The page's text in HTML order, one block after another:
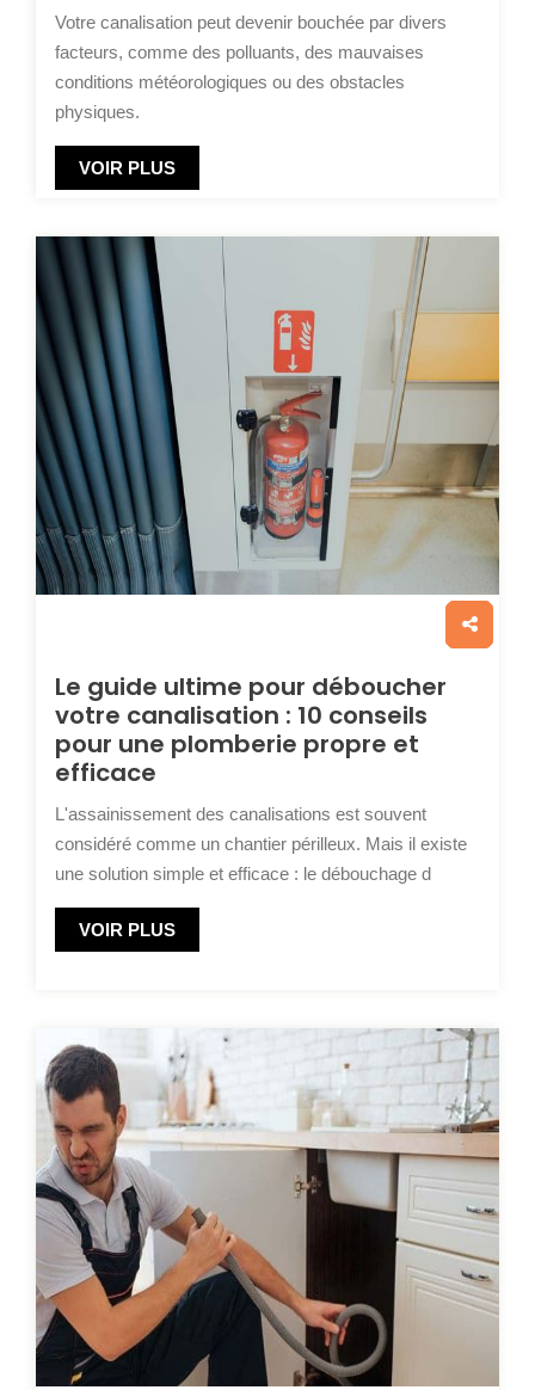
Votre canalisation peut devenir bouchée par divers
facteurs, comme des polluants, des mauvaises
conditions météorologiques ou des obstacles
physiques.
VOIR PLUS
Le guide ultime pour déboucher
votre canalisation : 10 conseils
pour une plomberie propre et
efficace
L'assainissement des canalisations est souvent
considéré comme un chantier périlleux. Mais il existe
une solution simple et efficace : le débouchage d
VOIR PLUS